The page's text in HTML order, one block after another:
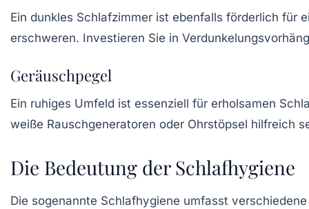
Ein dunkles Schlafzimmer ist ebenfalls förderlich für
erschweren. Investieren Sie in
Geräuschpegel
Ein ruhiges Umfeld ist essenziell für erholsamen
weiße Rauschgeneratoren oder Ohrstöpsel hilfreich
Die Bedeutung der Schlafhygiene
Die sogenannte Schlafhygiene umfasst